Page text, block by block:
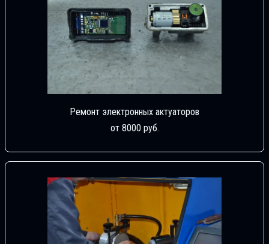
Ремонт электронных актуаторов
от 8000 руб.